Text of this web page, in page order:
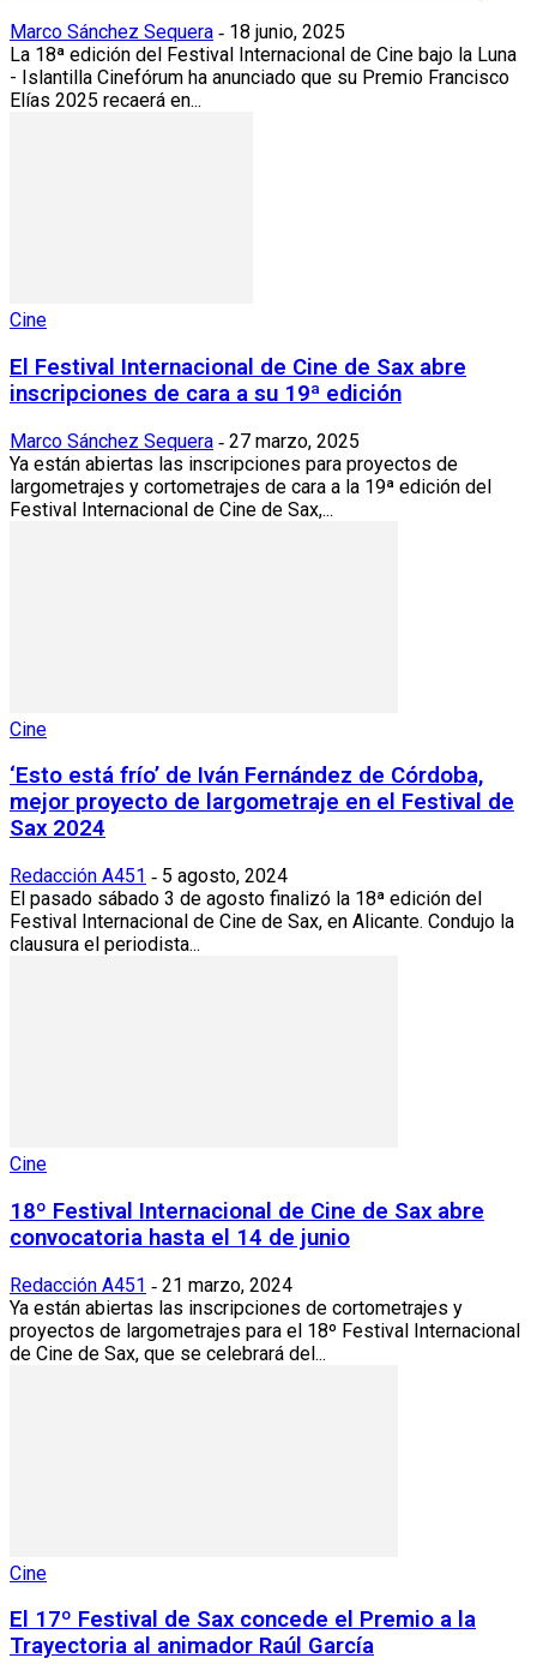
Marco Sánchez Sequera - 18 junio, 2025
La 18ª edición del Festival Internacional de Cine bajo la Luna
- Islantilla Cinefórum ha anunciado que su Premio Francisco
Elías 2025 recaerá en...
Cine
El Festival Internacional de Cine de Sax abre
inscripciones de cara a su 19ª edición
Marco Sánchez Sequera - 27 marzo, 2025
Ya están abiertas las inscripciones para proyectos de
largometrajes y cortometrajes de cara a la 19ª edición del
Festival Internacional de Cine de Sax,...
Cine
‘Esto está frío’ de Iván Fernández de Córdoba,
mejor proyecto de largometraje en el Festival de
Sax 2024
Redacción A451 - 5 agosto, 2024
El pasado sábado 3 de agosto finalizó la 18ª edición del
Festival Internacional de Cine de Sax, en Alicante. Condujo la
clausura el periodista...
Cine
18º Festival Internacional de Cine de Sax abre
convocatoria hasta el 14 de junio
Redacción A451 - 21 marzo, 2024
Ya están abiertas las inscripciones de cortometrajes y
proyectos de largometrajes para el 18º Festival Internacional
de Cine de Sax, que se celebrará del...
Cine
El 17º Festival de Sax concede el Premio a la
Trayectoria al animador Raúl García